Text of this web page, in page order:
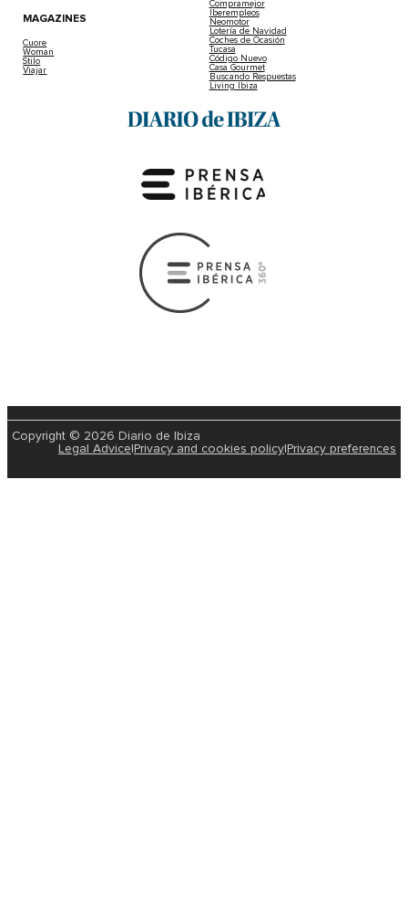
MAGAZINES
Cuore
Woman
Stilo
Viajar
Compramejor
Iberempleos
Neomotor
Lotería de Navidad
Coches de Ocasión
Tucasa
Código Nuevo
Casa Gourmet
Buscando Respuestas
Living Ibiza
Copyright © 2026 Diario de Ibiza
Legal Advice Privacy and cookies policy Privacy preferences